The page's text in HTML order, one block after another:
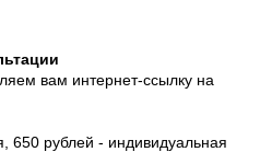
вам интернет-ссылку на
650 рублей - индивидуальная